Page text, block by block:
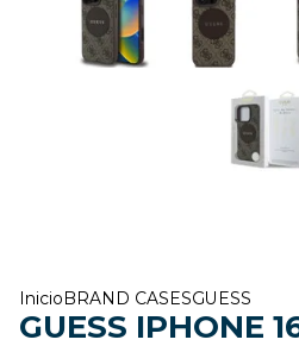
Inicio BRAND CASESGUESS
GUESS IPHONE